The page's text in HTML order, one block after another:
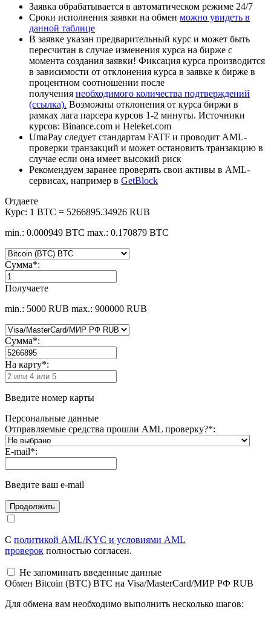
Заявка обрабатывается в автоматическом режиме 24/7
Сроки исполнения заявки на обмен можно увидеть в
данной таблице
В заявке указан предварительный курс и может быть
пересчитан в случае изменения курса на бирже с
момента создания заявки! Фиксация курса производится
в зависимости от отклонения курса в заявке к бирже в
процентном соотношении после
получения необходимого количества подтверждений
(ссылка). Возможны отклонения от курса биржи в
рамках лага парсера курсов 1-2 минуты. Источники
курсов: Binance.com и Heleket.com
UmaPay следует стандартам FATF и проводит AML-
проверки транзакций и может остановить транзакцию в
случае если она имеет высокий риск
Рекомендуем заранее проверять свои активы в AML-
сервисах, например в GetBlock
Отдаете
Курс: 1 BTC = 5266895.34926 RUB
min.: 0.000949 BTC max.: 0.170879 BTC
Сумма*:
Получаете
min.: 5000 RUB max.: 900000 RUB
Сумма*:
На карту*:
Введите номер карты
Персональные данные
Отправляемые средства прошли AML проверку?*:
E-mail*:
Введите ваш e-mail
С политикой AML/KYC и условиями AML
проверок полностью согласен.
Не запоминать введенные данные
Обмен Bitcoin (BTC) BTC на Visa/MasterCard/МИР РФ RUB
Для обмена вам необходимо выполнить несколько шагов: